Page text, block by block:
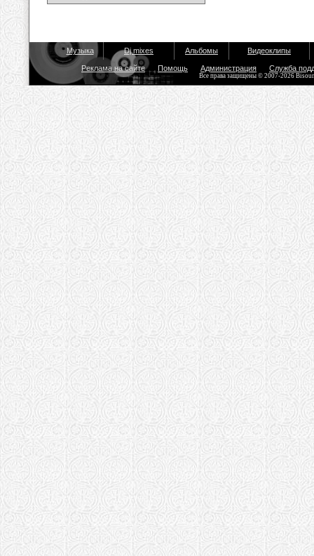
Музыка Dj mixes Альбомы Видеоклипы
Реклама на сайте Помощь Администрация Служба
Все права защищены © 2007-2026